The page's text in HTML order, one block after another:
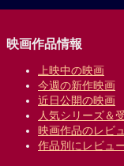
映画作品情報
上映中の映画
今週の新作映画
近日公開の映画
人気シリーズ＆
映画作品のレビ
作品別にレビュ